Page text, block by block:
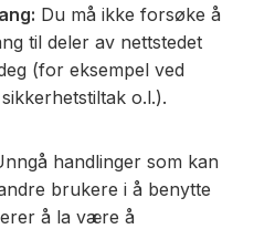
Du må ikke forsøke å
til deler av nettstedet
(for eksempel ved
o.l.).
handlinger som kan
brukere i å benytte
å la være å